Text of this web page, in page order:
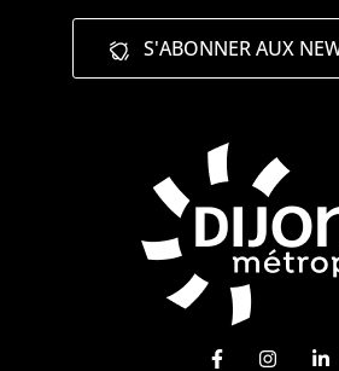
S'ABONNER AUX
Lien vers le
Lien